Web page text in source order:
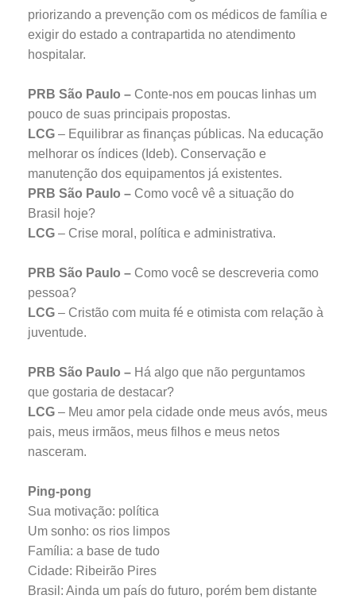
priorizando a prevenção com os médicos de família e
exigir do estado a contrapartida no atendimento
hospitalar.
PRB São Paulo – Conte-nos em poucas linhas um
pouco de suas principais propostas.
LCG – Equilibrar as finanças públicas. Na educação
melhorar os índices (Ideb). Conservação e
manutenção dos equipamentos já existentes.
PRB São Paulo – Como você vê a situação do
Brasil hoje?
LCG – Crise moral, política e administrativa.
PRB São Paulo – Como você se descreveria como
pessoa?
LCG – Cristão com muita fé e otimista com relação à
juventude.
PRB São Paulo – Há algo que não perguntamos
que gostaria de destacar?
LCG – Meu amor pela cidade onde meus avós, meus
pais, meus irmãos, meus filhos e meus netos
nasceram.
Ping-pong
Sua motivação: política
Um sonho: os rios limpos
Família: a base de tudo
Cidade: Ribeirão Pires
Brasil: Ainda um país do futuro, porém bem distante